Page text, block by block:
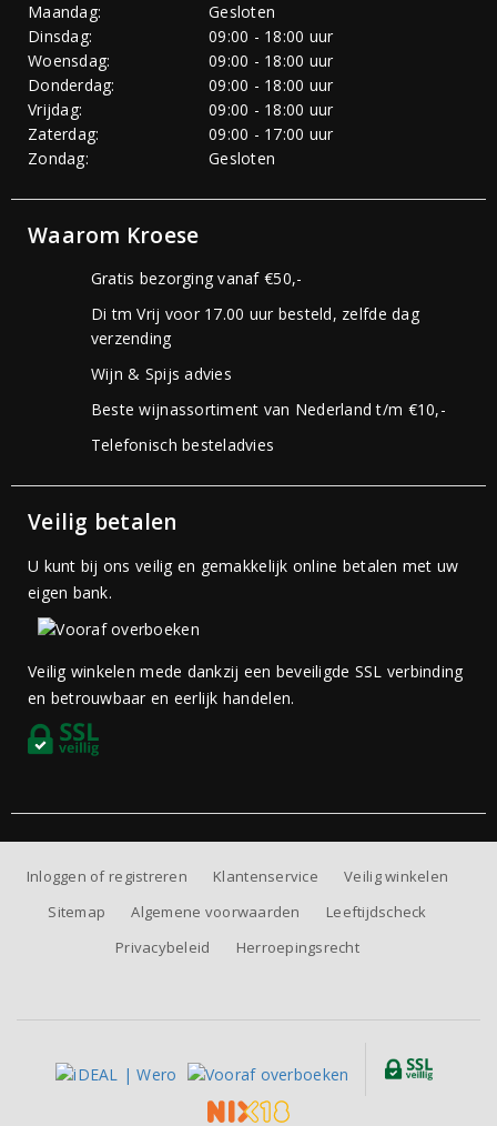
Maandag:
Gesloten
Dinsdag:
09:00 - 18:00 uur
Woensdag:
09:00 - 18:00 uur
Donderdag:
09:00 - 18:00 uur
Vrijdag:
09:00 - 18:00 uur
Zaterdag:
09:00 - 17:00 uur
Zondag:
Gesloten
Waarom Kroese
Gratis bezorging vanaf €50,-
Di tm Vrij voor 17.00 uur besteld, zelfde dag
verzending
Wijn & Spijs advies
Beste wijnassortiment van Nederland t/m €10,-
Telefonisch besteladvies
Veilig betalen
U kunt bij ons veilig en gemakkelijk online betalen met uw
eigen bank.
Veilig winkelen mede dankzij een beveiligde SSL verbinding
en betrouwbaar en eerlijk handelen.
Inloggen of registreren Klantenservice
Veilig winkelen
Sitemap
Algemene voorwaarden
Leeftijdscheck
Privacybeleid
Herroepingsrecht